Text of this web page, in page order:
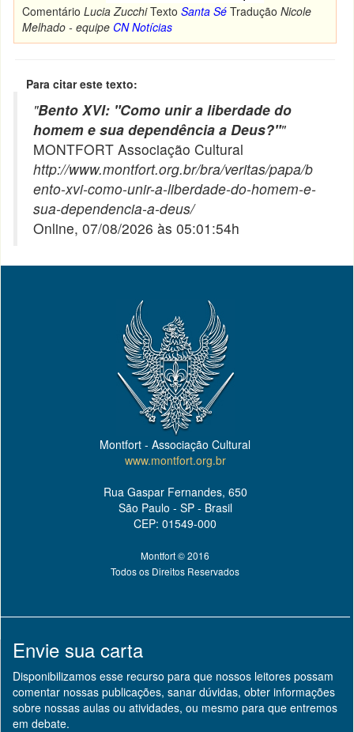
ComentárioLucia ZucchiTextoSanta Sé TraduçãoNicole
Melhado - equipe CN Notícias
Para citar este texto:
"Bento XVI: "Como unir a liberdade do
homem e sua dependência a Deus?""
MONTFORT Associação Cultural
http://www.montfort.org.br/bra/veritas/papa/b
ento-xvi-como-unir-a-liberdade-do-homem-e-
sua-dependencia-a-deus/
Online, 07/08/2026 às 05:01:54h
Montfort - Associação Cultural
www.montfort.org.br
Rua Gaspar Fernandes, 650
São Paulo - SP - Brasil
CEP: 01549-000
Montfort © 2016
Todos os Direitos Reservados
Envie sua carta
Disponibilizamos esse recurso para que nossos leitores possam
comentar nossas publicações, sanar dúvidas, obter informações
sobre nossas aulas ou atividades, ou mesmo para que entremos
em debate.